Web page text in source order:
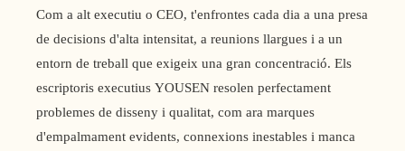
Com a alt executiu o CEO, t'enfrontes cada dia a una presa
de decisions d'alta intensitat, a reunions llargues i a un
entorn de treball que exigeix ​​una gran concentració. Els
escriptoris executius YOUSEN resolen perfectament
problemes de disseny i qualitat, com ara marques
d'empalmament evidents, connexions inestables i manca